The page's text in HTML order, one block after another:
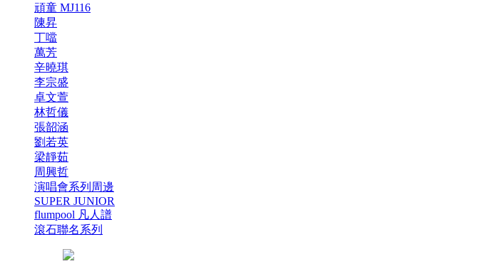
頑童 MJ116
陳昇
丁噹
萬芳
辛曉琪
李宗盛
卓文萱
林哲儀
張韶涵
劉若英
梁靜茹
周興哲
演唱會系列周邊
SUPER JUNIOR
flumpool 凡人譜
滾石聯名系列